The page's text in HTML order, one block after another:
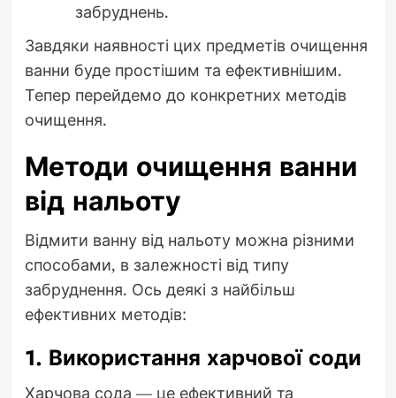
забруднень.
Завдяки наявності цих предметів очищення
ванни буде простішим та ефективнішим.
Тепер перейдемо до конкретних методів
очищення.
Методи очищення ванни
від нальоту
Відмити ванну від нальоту можна різними
способами, в залежності від типу
забруднення. Ось деякі з найбільш
ефективних методів:
1. Використання харчової соди
Харчова сода — це ефективний та